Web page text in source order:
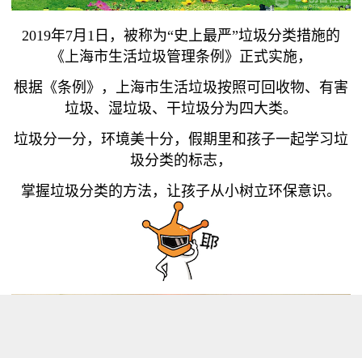
2019年7月1日，被称为“史上最严”垃圾分类措施的
《上海市生活垃圾管理条例》正式实施，
根据《条例》，上海市生活垃圾按照可回收物、有害
垃圾、湿垃圾、干垃圾分为四大类。
垃圾分一分，环境美十分，假期里和孩子一起学习垃
圾分类的标志，
掌握垃圾分类的方法，让孩子从小树立环保意识。